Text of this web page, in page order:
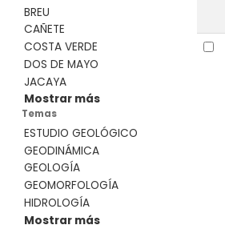
BREU
CAÑETE
COSTA VERDE
DOS DE MAYO
JACAYA
Mostrar más
Temas
ESTUDIO GEOLÓGICO
GEODINÁMICA
GEOLOGÍA
GEOMORFOLOGÍA
HIDROLOGÍA
Mostrar más